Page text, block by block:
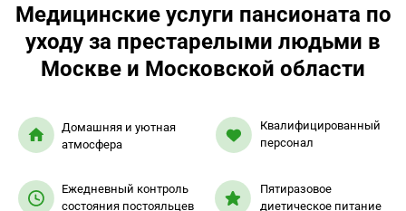
Медицинские услуги пансионата по
уходу за престарелыми людьми в
Москве и Московской области
Домашняя и уютная
атмосфера
Ежедневный контроль
состояния постояльцев
Квалифицированный
персонал
Пятиразовое
диетическое питание